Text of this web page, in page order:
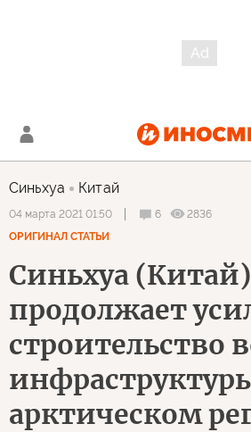
Синьхуа Китай
04 марта 2021 01:50 6
2836
ОРИГИНАЛ СТАТЬИ
Синьхуа
продолжает
строительство
арктическом